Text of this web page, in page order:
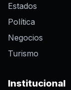
Estados
Política
Negocios
Turismo
Institucional